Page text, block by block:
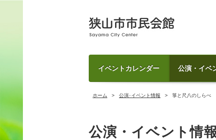
イベントカレンダー 公演・イベ
ホーム 公演･イベント情報 箏と尺八のしらべ
公演・イベント情報